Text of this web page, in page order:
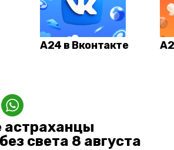
А24 в Вконтакте
астраханцы
света 8 августа